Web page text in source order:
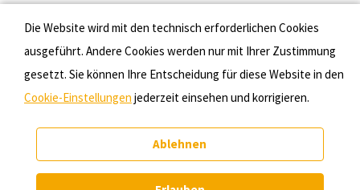
Presse
Kontakt
Datenschutz
Cookie-Einstellungen
Die Website wird mit den technisch erforderlichen Cookies
ausgeführt. Andere Cookies werden nur mit Ihrer Zustimmung
gesetzt. Sie können Ihre Entscheidung für diese Website in den
Cookie-Einstellungen jederzeit einsehen und korrigieren.
Ablehnen